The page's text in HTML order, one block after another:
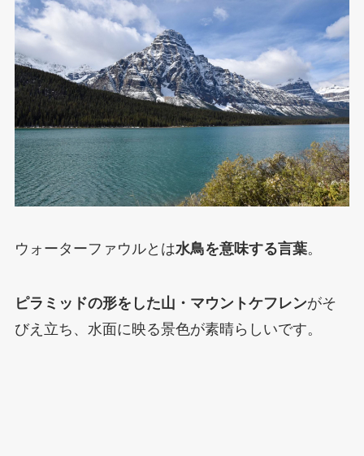
ウォーターファウルとは水鳥を意味する言葉。
ピラミッドの形をした山・マウントケフレンがそ
びえ立ち、水面に映る景色が素晴らしいです。